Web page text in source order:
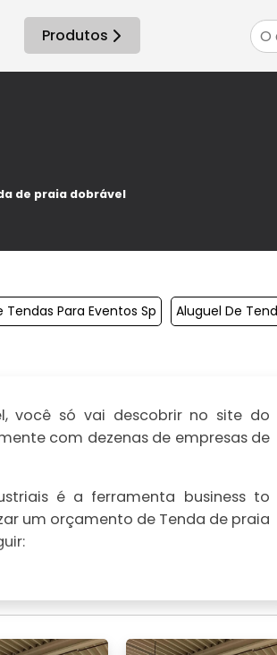
Produtos
de praia dobrável
Tendas Para Eventos Sp Aluguel De
você só vai descobrir no site do
com dezenas de empresas de
é a ferramenta business to
um orçamento de Tenda de praia